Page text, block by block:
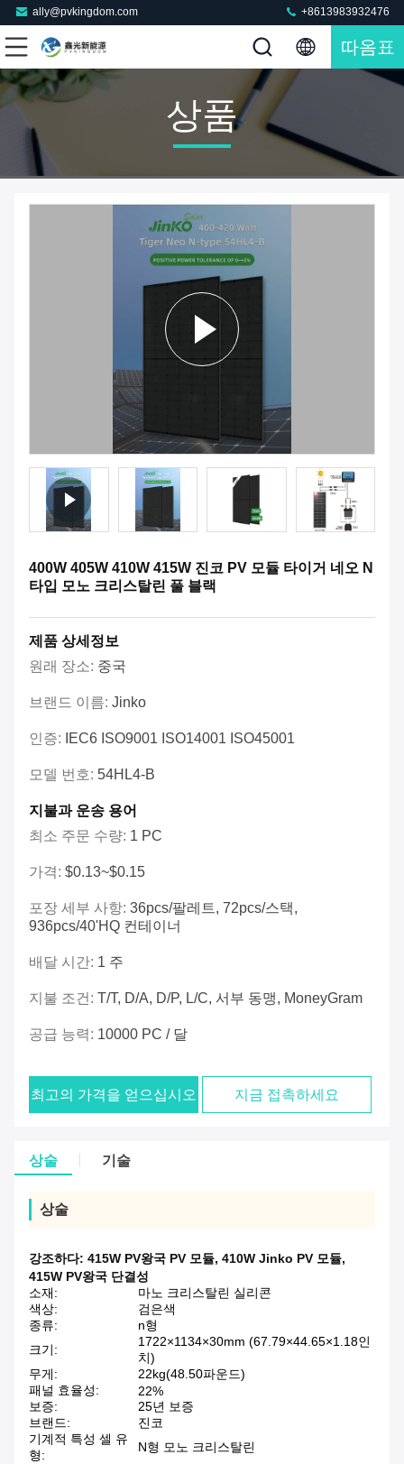
ally@pvkingdom.com +8613983932476
따옴표
상품
400W 405W 410W 415W 진코 PV 모듈 타이거 네오 N
타입 모노 크리스탈린 풀 블랙
제품 상세정보
원래 장소: 중국
브랜드 이름: Jinko
인증: IEC6 ISO9001 ISO14001 ISO45001
모델 번호: 54HL4-B
지불과 운송 용어
최소 주문 수량: 1 PC
가격: $0.13~$0.15
포장 세부 사항: 36pcs/팔레트, 72pcs/스택,
936pcs/40'HQ 컨테이너
배달 시간: 1 주
지불 조건: T/T, D/A, D/P, L/C, 서부 동맹, MoneyGram
공급 능력: 10000 PC / 달
최고의 가격을 얻으십시오 지금 접촉하세요
상술 기술
상술
강조하다: 415W PV왕국 PV 모듈, 410W Jinko PV 모듈,
415W PV왕국 단결성
소재:
마노 크리스탈린 실리콘
색상:
검은색
종류:
n형
크기:
1722×1134×30mm (67.79×44.65×1.18인
치)
무게:
22kg(48.50파운드)
패널 효율성:
22%
보증:
25년 보증
브랜드:
진코
기계적 특성 셀 유
형:
N형 모노 크리스탈린